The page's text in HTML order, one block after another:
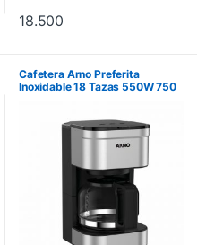
18.500
Cafetera Arno Preferita
Inoxidable 18 Tazas 550W 750